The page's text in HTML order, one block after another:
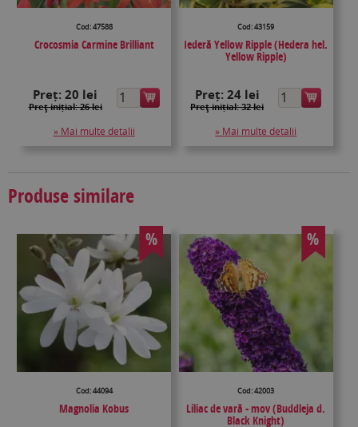
Cod: 47588
Crocosmia Carmine Brilliant
Preț:20 lei
Preţ inițial: 26 lei
» Mai multe detalii
Cod: 43159
Iederă Yellow Ripple (Hedera hel.
Yellow Ripple)
Preț: 24 lei
Preţ inițial: 32 lei
» Mai multe detalii
Produse similare
%
Cod: 44094
Magnolia Kobus
%
Cod: 42003
Liliac de vară - mov (Buddleja d.
Black Knight)